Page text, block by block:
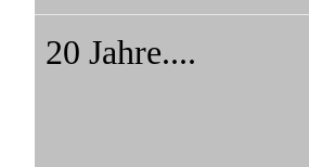
20 Jahre....